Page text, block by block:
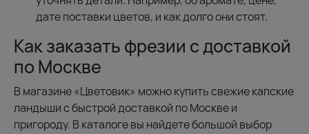
дате поставки цветов, и как долго они стоят.
Как заказать фрезии с доставкой
по Москве
В магазине «Цветовик» можно купить свежие капские
ландыши с быстрой доставкой по Москве и
пригороду. В каталоге вы найдете большой выбор